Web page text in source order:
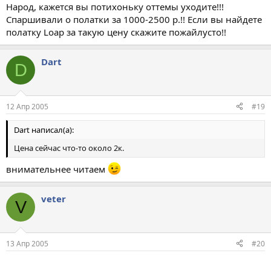
Народ, кажется вы потихоньку оттемы уходите!!!
Спаршивали о полатки за 1000-2500 р.!! Если вы найдете
полатку Loap за такую цену скажите пожайлусто!!
D Dart
12 Апр 2005 #19
Dart написал(а):
Цена сейчас что-то около 2к.
внимательнее читаем
V veter
13 Апр 2005 #20